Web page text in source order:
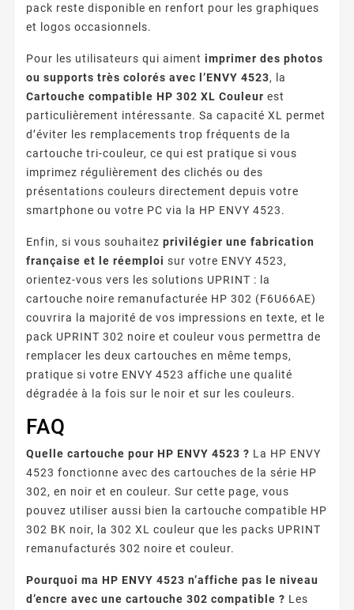
pack reste disponible en renfort pour les graphiques
et logos occasionnels.
Pour les utilisateurs qui aiment imprimer des photos
ou supports très colorés avec l’ENVY 4523, la
Cartouche compatible HP 302 XL Couleur est
particulièrement intéressante. Sa capacité XL permet
d’éviter les remplacements trop fréquents de la
cartouche tri-couleur, ce qui est pratique si vous
imprimez régulièrement des clichés ou des
présentations couleurs directement depuis votre
smartphone ou votre PC via la HP ENVY 4523.
Enfin, si vous souhaitez privilégier une fabrication
française et le réemploi sur votre ENVY 4523,
orientez-vous vers les solutions UPRINT : la
cartouche noire remanufacturée HP 302 (F6U66AE)
couvrira la majorité de vos impressions en texte, et le
pack UPRINT 302 noire et couleur vous permettra de
remplacer les deux cartouches en même temps,
pratique si votre ENVY 4523 affiche une qualité
dégradée à la fois sur le noir et sur les couleurs.
FAQ
Quelle cartouche pour HP ENVY 4523 ? La HP ENVY
4523 fonctionne avec des cartouches de la série HP
302, en noir et en couleur. Sur cette page, vous
pouvez utiliser aussi bien la cartouche compatible HP
302 BK noir, la 302 XL couleur que les packs UPRINT
remanufacturés 302 noire et couleur.
Pourquoi ma HP ENVY 4523 n’affiche pas le niveau
d’encre avec une cartouche 302 compatible ? Les